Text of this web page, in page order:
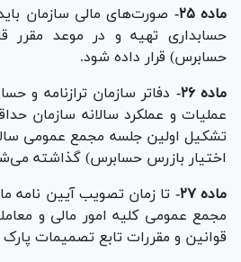
ماده ۲۵-
صورت‌های مالی سازمان
حسابداری تهیه و در موعد مقرر
حسابرس) قرار داده شود.
ماده ۲۶-
دفاتر سازمان ترازنامه و
تشکیل اولین جلسه مجمع عمومی
اختیار بازرس حسابرس) گذاشته
ماده ۲۷-
تا زمان تصویب آیین ‌نامه
مجمع عمومی کلیه امور مالی و
قوانین و مقررات تابع تصمیمات